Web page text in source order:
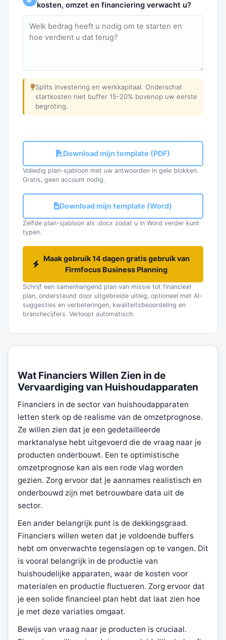
kosten, omzet en financiering verwacht u?
Splits investering en werkkapitaal. Onderschat
startkosten niet buffer 15-20% bovenop uw eerste
begroting.
Download mijn template (PDF)
Volledig plan-sjabloon met uw antwoorden in gele blokken.
Gratis, geen account nodig.
Download mijn template (Word)
Zelfde plan-sjabloon als .docx zodat u in Word verder kunt
typen.
Maak gebruik 14 dagen gratis gebruik van
Firmfocus Business Planning
Schrijf een samenhangend plan van missie tot financieel
plan, ondersteund door uitgebreide uitleg, optioneel met AI-
suggesties en verbeteringen, kwaliteitsbeoordeling en
branchecijfers. Verloopt automatisch.
Wat Financiers Willen Zien in de
Vervaardiging van Huishoudapparaten
Financiers in de sector van huishoudapparaten
letten sterk op de realisme van de omzetprognose.
Ze willen zien dat je een gedetailleerde
marktanalyse hebt uitgevoerd die de vraag naar je
producten onderbouwt. Een te optimistische
omzetprognose kan als een rode vlag worden
gezien. Zorg ervoor dat je aannames realistisch en
onderbouwd zijn met betrouwbare data uit de
sector.
Een ander belangrijk punt is de dekkingsgraad.
Financiers willen weten dat je voldoende buffers
hebt om onverwachte tegenslagen op te vangen. Dit
is vooral belangrijk in de productie van
huishoudelijke apparaten, waar de kosten voor
materialen en productie fluctueren. Zorg ervoor dat
je een solide financieel plan hebt dat laat zien hoe
je met deze variaties omgaat.
Bewijs van vraag naar je producten is cruciaal.